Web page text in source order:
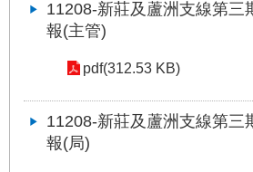
絡
陳
情
11208-新莊及蘆洲支線第三
報(主管)
pdf(312.53 KB)
11208-新莊及蘆洲支線第三
報(局)